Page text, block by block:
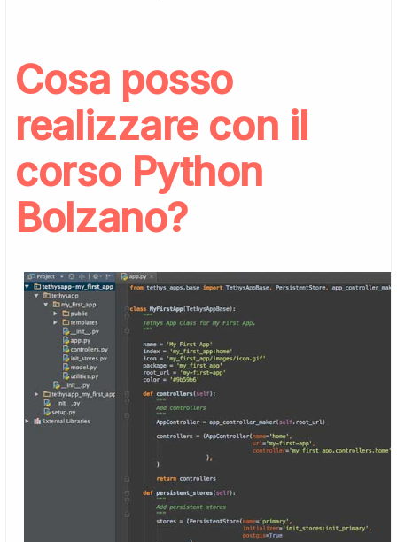
Cosa posso
realizzare con il
corso Python
Bolzano?